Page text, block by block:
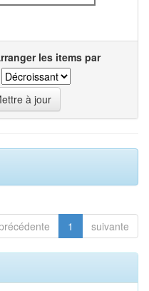
les items par
1 suivante